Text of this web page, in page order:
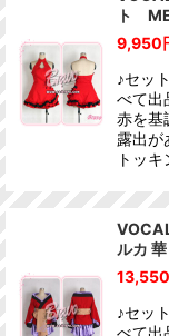
ト
9,950
♪セッ
べて出
赤を基
露出
トッ
ルカ
13,550
♪セッ